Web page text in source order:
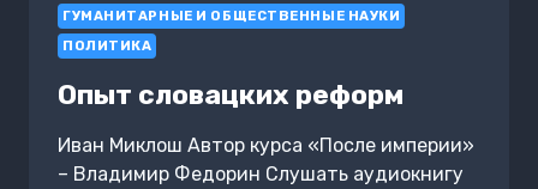
ОРУЭЛЛ
О
РЕАЛЬНОМ
ГУМАНИТАРНЫЕ И ОБЩЕСТВЕННЫЕ НАУКИ
ПОЛИТИКА
Опыт словацких реформ
Иван Миклош Автор курса «После империи»
– Владимир Федорин Слушать аудиокнигу